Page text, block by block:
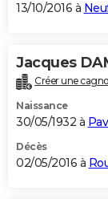
13/10/2016 à
Jacques
Créer une
Naissance
30/05/1932 à
Décès
02/05/2016 à